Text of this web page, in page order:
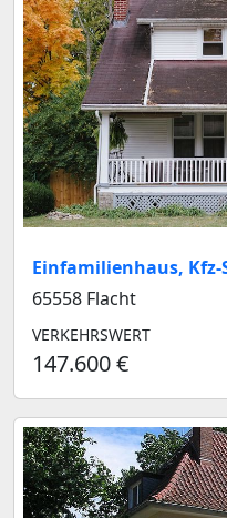
Einfamilienhaus,
65558 Flacht
VERKEHRSWERT
147.600 €